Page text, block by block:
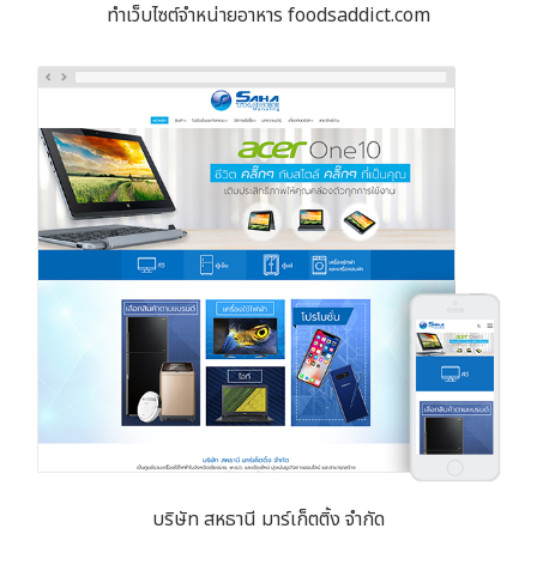
ทำเว็บไซต์จำหน่ายอาหาร foodsaddict.com
บริษัท สหธานี มาร์เก็ตติ้ง จำกัด